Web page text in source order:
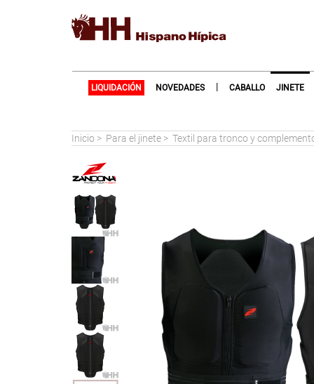
LIQUIDACIÓN NOVEDADES | CABALLO JINETE
Inicio > Para el jinete > Textil para tronco y